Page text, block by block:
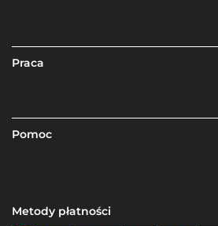
Praca
Pomoc
Metody płatności